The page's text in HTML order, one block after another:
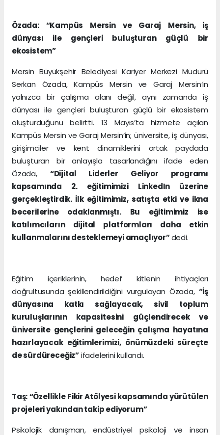
Özada: “Kampüs Mersin ve Garaj Mersin, iş
dünyası ile gençleri buluşturan güçlü bir
ekosistem”
Mersin Büyükşehir Belediyesi Kariyer Merkezi Müdürü
Serkan Özada, Kampüs Mersin ve Garaj Mersin’in
yalnızca bir çalışma alanı değil, aynı zamanda iş
dünyası ile gençleri buluşturan güçlü bir ekosistem
oluşturduğunu belirtti. 13 Mayıs’ta hizmete açılan
Kampüs Mersin ve Garaj Mersin’in; üniversite, iş dünyası,
girişimciler ve kent dinamiklerini ortak paydada
buluşturan bir anlayışla tasarlandığını ifade eden
Özada, “Dijital Liderler Geliyor programı
kapsamında 2. eğitimimizi LinkedIn üzerine
gerçekleştirdik. İlk eğitimimiz, satışta etki ve ikna
becerilerine odaklanmıştı. Bu eğitimimiz ise
katılımcıların dijital platformları daha etkin
kullanmalarını desteklemeyi amaçlıyor”dedi.
Eğitim içeriklerinin, hedef kitlenin ihtiyaçları
doğrultusunda şekillendirildiğini vurgulayan Özada, “İş
dünyasına katkı sağlayacak, sivil toplum
kuruluşlarının kapasitesini güçlendirecek ve
üniversite gençlerini geleceğin çalışma hayatına
hazırlayacak eğitimlerimizi, önümüzdeki süreçte
de sürdüreceğiz”ifadelerini kullandı.
Taş: “Özellikle Fikir Atölyesi kapsamında yürütülen
projeleri yakından takip ediyorum”
Psikolojik danışman, endüstriyel psikoloji ve insan